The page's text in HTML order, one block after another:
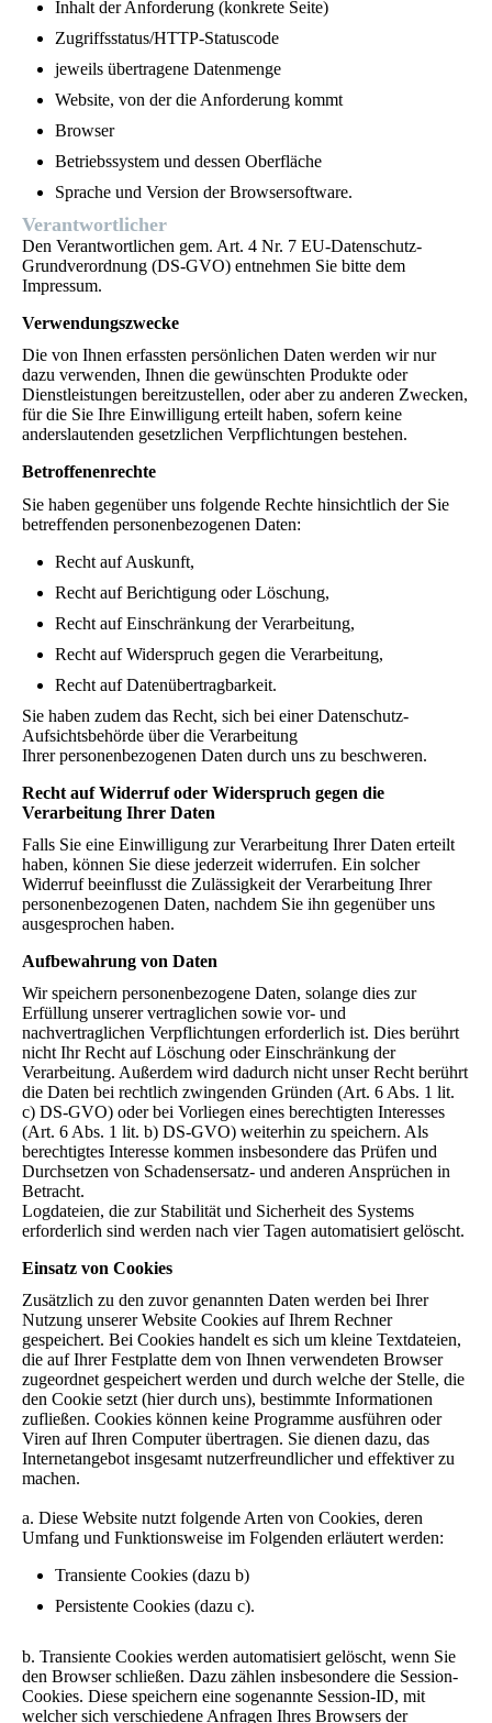
Inhalt der Anforderung (konkrete Seite)
Zugriffsstatus/HTTP-Statuscode
jeweils übertragene Datenmenge
Website, von der die Anforderung kommt
Browser
Betriebssystem und dessen Oberfläche
Sprache und Version der Browsersoftware.
Verantwortlicher
Den Verantwortlichen gem. Art. 4 Nr. 7 EU-Datenschutz-
Grundverordnung (DS-GVO) entnehmen Sie bitte dem
Impressum.
Verwendungszwecke
Die von Ihnen erfassten persönlichen Daten werden wir nur
dazu verwenden, Ihnen die gewünschten Produkte oder
Dienstleistungen bereitzustellen, oder aber zu anderen Zwecken,
für die Sie Ihre Einwilligung erteilt haben, sofern keine
anderslautenden gesetzlichen Verpflichtungen bestehen.
Betroffenenrechte
Sie haben gegenüber uns folgende Rechte hinsichtlich der Sie
betreffenden personenbezogenen Daten:
Recht auf Auskunft,
Recht auf Berichtigung oder Löschung,
Recht auf Einschränkung der Verarbeitung,
Recht auf Widerspruch gegen die Verarbeitung,
Recht auf Datenübertragbarkeit.
Sie haben zudem das Recht, sich bei einer Datenschutz-
Aufsichtsbehörde über die Verarbeitung
Ihrerpersonenbezogenen Daten durch uns zu beschweren.
Recht auf Widerruf oder Widerspruch gegen die
Verarbeitung Ihrer Daten
Falls Sie eine Einwilligung zur Verarbeitung Ihrer Daten erteilt
haben, können Sie diese jederzeit widerrufen. Ein solcher
Widerruf beeinflusst die Zulässigkeit der Verarbeitung Ihrer
personenbezogenen Daten, nachdem Sie ihn gegenüber uns
ausgesprochen haben.
Aufbewahrung von Daten
Wir speichern personenbezogene Daten, solange dies zur
Erfüllung unserer vertraglichen sowie vor- und
nachvertraglichen Verpflichtungen erforderlich ist. Dies berührt
nicht Ihr Recht auf Löschung oder Einschränkung der
Verarbeitung. Außerdem wird dadurch nicht unser Recht berührt
die Daten bei rechtlich zwingenden Gründen (Art. 6 Abs. 1 lit.
c) DS-GVO) oder bei Vorliegen eines berechtigten Interesses
(Art. 6 Abs. 1 lit. b) DS-GVO) weiterhin zu speichern. Als
berechtigtes Interesse kommen insbesondere das Prüfen und
Durchsetzen von Schadensersatz- und anderen Ansprüchen in
Betracht.
Logdateien, die zur Stabilität und Sicherheit des Systems
erforderlich sind werden nach vier Tagen automatisiert gelöscht.
Einsatz von Cookies
Zusätzlich zu den zuvor genannten Daten werden bei Ihrer
Nutzung unserer Website Cookies auf Ihrem Rechner
gespeichert. Bei Cookies handelt es sich um kleine Textdateien,
die auf Ihrer Festplatte dem von Ihnen verwendeten Browser
zugeordnet gespeichert werden und durch welche der Stelle, die
den Cookie setzt (hier durch uns), bestimmte Informationen
zufließen. Cookies können keine Programme ausführen oder
Viren auf Ihren Computer übertragen. Sie dienen dazu, das
Internetangebot insgesamt nutzerfreundlicher und effektiver zu
machen.
a. Diese Website nutzt folgende Arten von Cookies, deren
Umfang und Funktionsweise im Folgenden erläutert werden:
Transiente Cookies (dazu b)
Persistente Cookies (dazu c).
b. Transiente Cookies werden automatisiert gelöscht, wenn Sie
den Browser schließen. Dazu zählen insbesondere die Session-
Cookies. Diese speichern eine sogenannte Session-ID, mit
welcher sich verschiedene Anfragen Ihres Browsers der